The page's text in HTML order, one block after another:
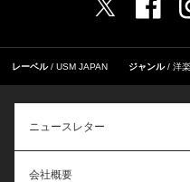
レーベル USM JAPAN ジャンル 洋楽
ニュースレター
会社概要